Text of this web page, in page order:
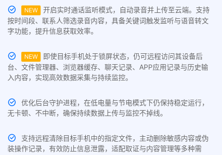
NEW
开启实时通话监听模式，自动录音并上传至云端。支持
按时间段、联系人筛选录音内容，具备关键词触发监听与语音转文
字功能，提升信息获取效率。
NEW
即使目标手机处于锁屏状态，仍可远程访问其设备后
台、文件管理器、浏览器缓存、聊天记录、APP应用记录与历史输
入内容，实现高效数据采集与持续监控。
优化后台守护进程，在低电量与节电模式下仍保持稳定运行，
无卡顿、不中断，确保持续数据上传与监控不掉线。
支持远程清除目标手机中的指定文件，主动删除敏感内容或伪
装操作记录，有效防止信息泄露，适配取证与内容管理等多种需